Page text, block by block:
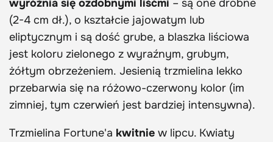
wyróżnia się ozdobnymi liśćmi – są one drobne
(2-4 cm dł.), o kształcie jajowatym lub
eliptycznym i są dość grube, a blaszka liściowa
jest koloru zielonego z wyraźnym, grubym,
żółtym obrzeżeniem. Jesienią trzmielina lekko
przebarwia się na różowo-czerwony kolor (im
zimniej, tym czerwień jest bardziej intensywna).
Trzmielina Fortune'a kwitnie w lipcu. Kwiaty